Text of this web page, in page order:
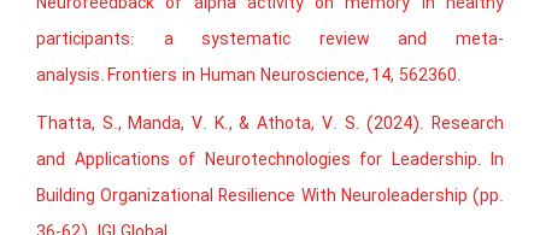
participants: a systematic review and meta-
analysis. Frontiers in Human Neuroscience, 14, 562360.
Thatta, S., Manda, V. K., & Athota, V. S. (2024). Research
and Applications of Neurotechnologies for Leadership. In
Building Organizational Resilience With Neuroleadership (pp.